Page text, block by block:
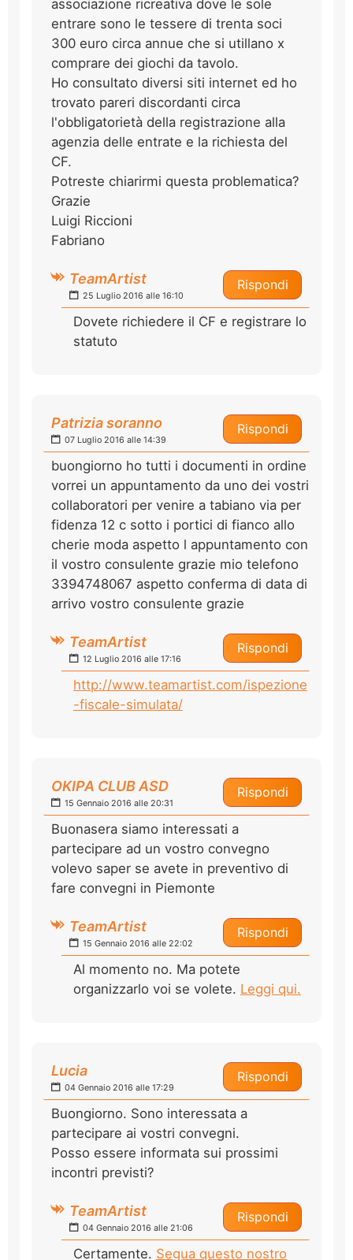
associazione ricreativa dove le sole
entrare sono le tessere di trenta soci
300 euro circa annue che si utillano x
comprare dei giochi da tavolo.
Ho consultato diversi siti internet ed ho
trovato pareri discordanti circa
l'obbligatorietà della registrazione alla
agenzia delle entrate e la richiesta del
CF.
Potreste chiarirmi questa problematica?
Grazie
Luigi Riccioni
Fabriano
Rispondi
TeamArtist
25 Luglio 2016 alle 16:10
Dovete richiedere il CF e registrare lo
statuto
Rispondi
Patrizia soranno
07 Luglio 2016 alle 14:39
buongiorno ho tutti i documenti in ordine
vorrei un appuntamento da uno dei vostri
collaboratori per venire a tabiano via per
fidenza 12 c sotto i portici di fianco allo
cherie moda aspetto l appuntamento con
il vostro consulente grazie mio telefono
3394748067 aspetto conferma di data di
arrivo vostro consulente grazie
Rispondi
TeamArtist
12 Luglio 2016 alle 17:16
http://www.teamartist.com/ispezione
-fiscale-simulata/
Rispondi
OKIPA CLUB ASD
15 Gennaio 2016 alle 20:31
Buonasera siamo interessati a
partecipare ad un vostro convegno
volevo saper se avete in preventivo di
fare convegni in Piemonte
Rispondi
TeamArtist
15 Gennaio 2016 alle 22:02
Al momento no. Ma potete
organizzarlo voi se volete. Leggi qui.
Rispondi
Lucia
04 Gennaio 2016 alle 17:29
Buongiorno. Sono interessata a
partecipare ai vostri convegni.
Posso essere informata sui prossimi
incontri previsti?
Rispondi
TeamArtist
04 Gennaio 2016 alle 21:06
Certamente. Segua questo nostro